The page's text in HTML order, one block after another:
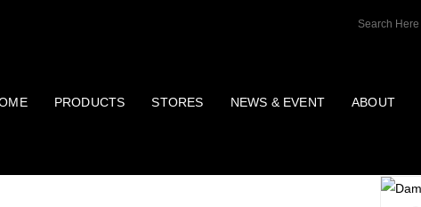
PRODUCTS STORES NEWS & EVENT ABOUT